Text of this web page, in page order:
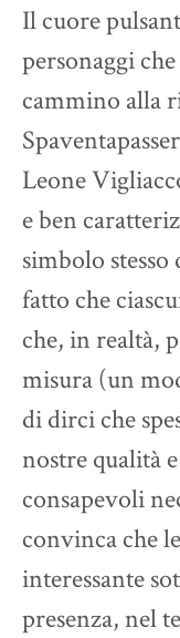
Il cuore
personaggi
cammino alla
Leone
e ben
simbolo
fatto che
che, in realtà,
misura (un
di dirci che
nostre qualità
consapevoli
convinca che
interessante
presenza, nel